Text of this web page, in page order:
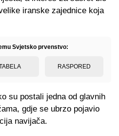
iranske zajednice koja
Svjetsko prvenstvo:
RASPORED
su postali jedna od glavnih
gdje se ubrzo pojavio
navijača.